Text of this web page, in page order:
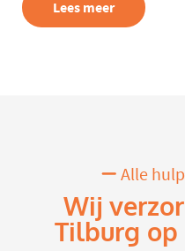
Lees meer
Alle
Wij
Tilburg op